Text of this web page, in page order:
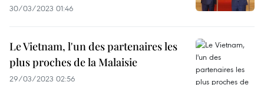
30/03/2023 01:46
Le Vietnam, l'un des partenaires les
plus proches de la Malaisie
29/03/2023 02:56